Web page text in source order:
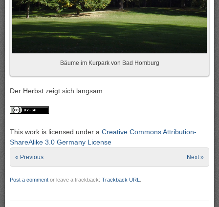
Bäume im Kurpark von Bad Homburg
Der Herbst zeigt sich langsam
This work is licensed under a Creative Commons Attribution-
ShareAlike 3.0 Germany License
« Previous Next »
Post a comment or leave a trackback: Trackback URL